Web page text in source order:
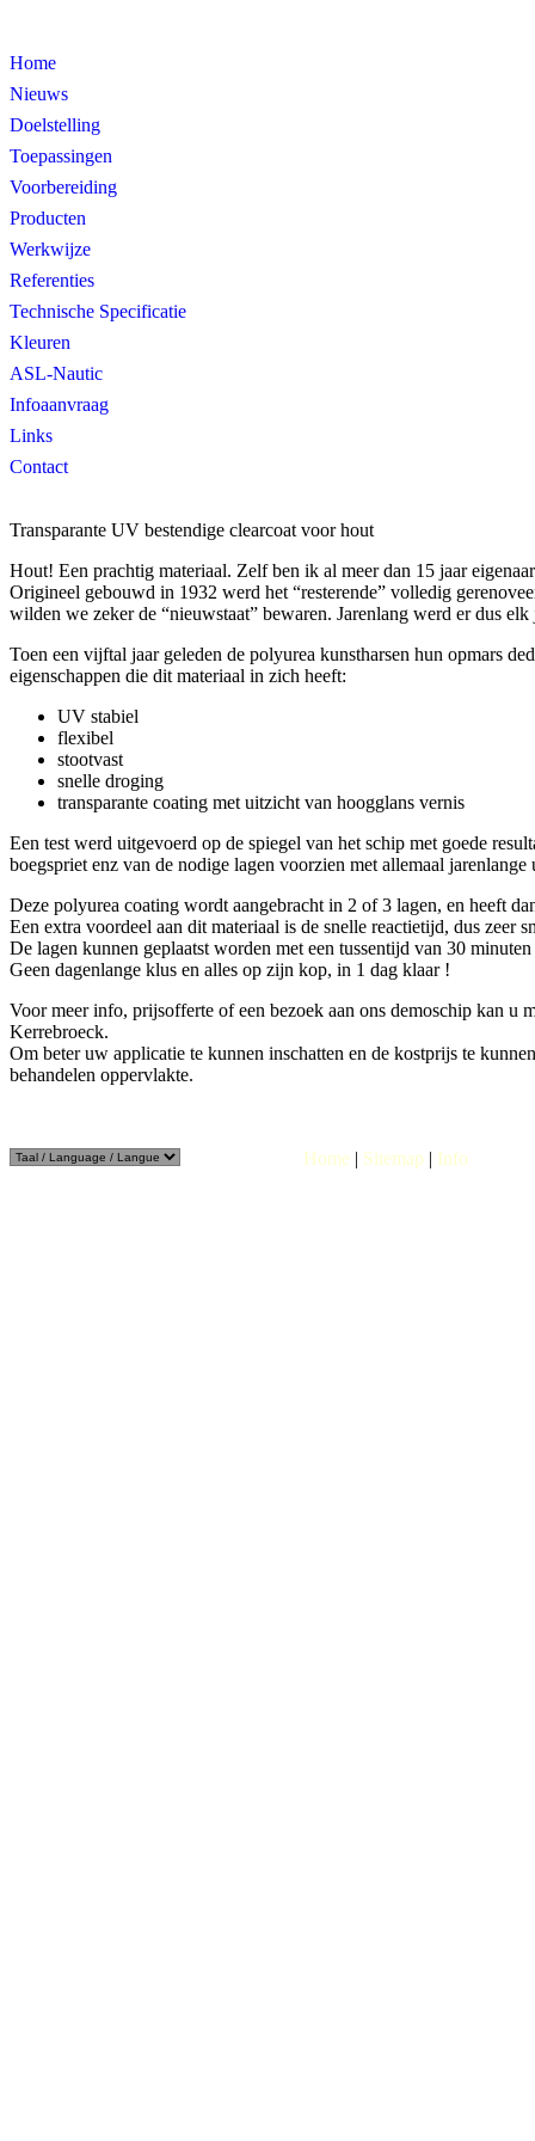
Home
Nieuws
Doelstelling
Toepassingen
Voorbereiding
Producten
Werkwijze
Referenties
Technische Specificatie
Kleuren
ASL-Nautic
Infoaanvraag
Links
Contact
Transparante UV bestendige clearcoat voor hout
Hout! Een prachtig materiaal. Zelf ben ik al meer dan 15 jaar
Origineel gebouwd in 1932 werd het “resterende” volledig
wilden we zeker de “nieuwstaat” bewaren. Jarenlang werd er dus
Toen een vijftal jaar geleden de polyurea kunstharsen hun opmars
eigenschappen die dit materiaal in zich heeft:
UV stabiel
flexibel
stootvast
snelle droging
transparante coating met uitzicht van hoogglans vernis
Een test werd uitgevoerd op de spiegel van het schip met goede
boegspriet enz van de nodige lagen voorzien met allemaal jarenlange
Deze polyurea coating wordt aangebracht in 2 of 3 lagen, en heeft
Een extra voordeel aan dit materiaal is de snelle reactietijd, dus zeer
De lagen kunnen geplaatst worden met een tussentijd van 30
Geen dagenlange klus en alles op zijn kop, in 1 dag klaar !
Voor meerinfo, prijsofferte of een bezoek aan ons demoschip kan u
Kerrebroeck.
Om beter uw applicatie te kunnen inschatten en de kostprijs te
behandelen oppervlakte.
Home | Sitemap | Info